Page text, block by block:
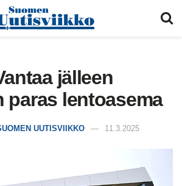
jälleen
paras lentoasema
UUTISVIIKKO 11.3.2025